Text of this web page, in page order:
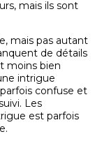
mais ils sont
mais pas autant
de détails
moins bien
intrigue
confuse et
Les
est parfois